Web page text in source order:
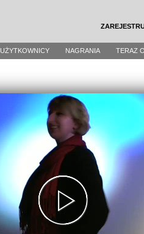
UŻYTKOWNICY NAGRANIA TERAZ